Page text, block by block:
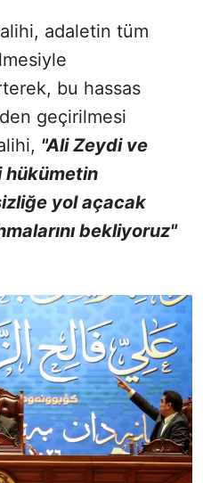
adaletin tüm
bu hassas
geçirilmesi
"Ali Zeydi ve
hükümetin
yol açacak
bekliyoruz"